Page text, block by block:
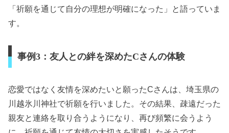
「祈願を通じて自分の理想が明確になった」と語っていま
す。
事例3：友人との絆を深めたCさんの体験
恋愛ではなく友情を深めたいと願ったCさんは、埼玉県の
川越氷川神社で祈願を行いました。その結果、疎遠だった
親友と連絡を取り合うようになり、再び頻繁に会うよう